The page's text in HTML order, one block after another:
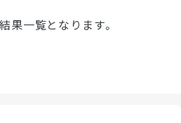
果一覧となります。